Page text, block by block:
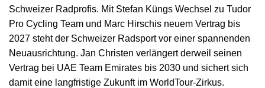
Schweizer Radprofis. Mit Stefan Küngs Wechsel zu Tudor
Pro Cycling Team und Marc Hirschis neuem Vertrag bis
2027 steht der Schweizer Radsport vor einer spannenden
Neuausrichtung. Jan Christen verlängert derweil seinen
Vertrag bei UAE Team Emirates bis 2030 und sichert sich
damit eine langfristige Zukunft im WorldTour-Zirkus.